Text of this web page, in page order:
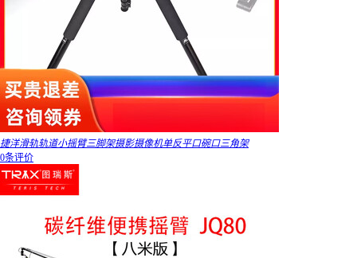
捷洋滑轨轨道小摇臂三脚架摄影摄像机单反平口碗口三角架
0条评价